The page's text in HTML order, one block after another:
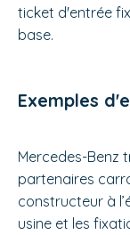
ticket d'entrée
base.
Exemples
Mercedes-Benz
partenaires
constructeur à
usine et les